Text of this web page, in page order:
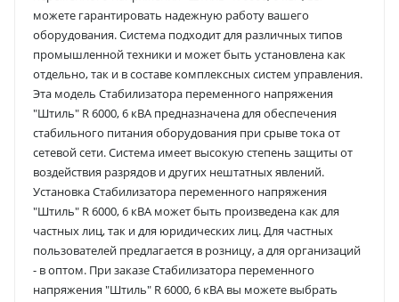
можете гарантировать надежную работу вашего
оборудования. Система подходит для различных типов
промышленной техники и может быть установлена как
отдельно, так и в составе комплексных систем управления.
Эта модель Стабилизатора переменного напряжения
"Штиль" R 6000, 6 кВА предназначена для обеспечения
стабильного питания оборудования при срыве тока от
сетевой сети. Система имеет высокую степень защиты от
воздействия разрядов и других нештатных явлений.
Установка Стабилизатора переменного напряжения
"Штиль" R 6000, 6 кВА может быть произведена как для
частных лиц, так и для юридических лиц. Для частных
пользователей предлагается в розницу, а для организаций
- в оптом. При заказе Стабилизатора переменного
напряжения "Штиль" R 6000, 6 кВА вы можете выбрать